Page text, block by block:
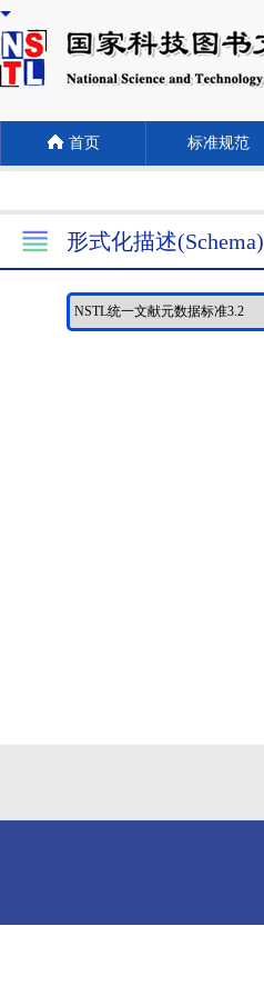
首页 标准规范
形式化描述(Schema)